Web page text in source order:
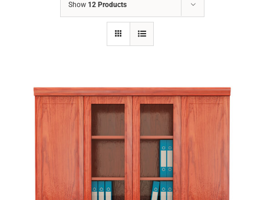
Show 12 Products